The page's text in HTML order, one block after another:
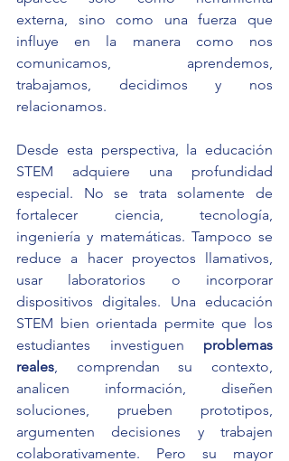
externa, sino como una fuerza que
influye en la manera como nos
comunicamos, aprendemos,
trabajamos, decidimos y nos
relacionamos.
Desde esta perspectiva, la educación
STEM adquiere una profundidad
especial. No se trata solamente de
fortalecer ciencia, tecnología,
ingeniería y matemáticas. Tampoco se
reduce a hacer proyectos llamativos,
usar laboratorios o incorporar
dispositivos digitales. Una educación
STEM bien orientada permite que los
estudiantes investiguen problemas
reales, comprendan su contexto,
analicen información, diseñen
soluciones, prueben prototipos,
argumenten decisiones y trabajen
colaborativamente. Pero su mayor